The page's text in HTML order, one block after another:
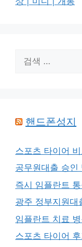
색:
핸드폰성지
스포츠 타이어
공무원대출 승인
즉시 임플란트
광주 정부지원대
임플란트 치료
스포츠 타이어